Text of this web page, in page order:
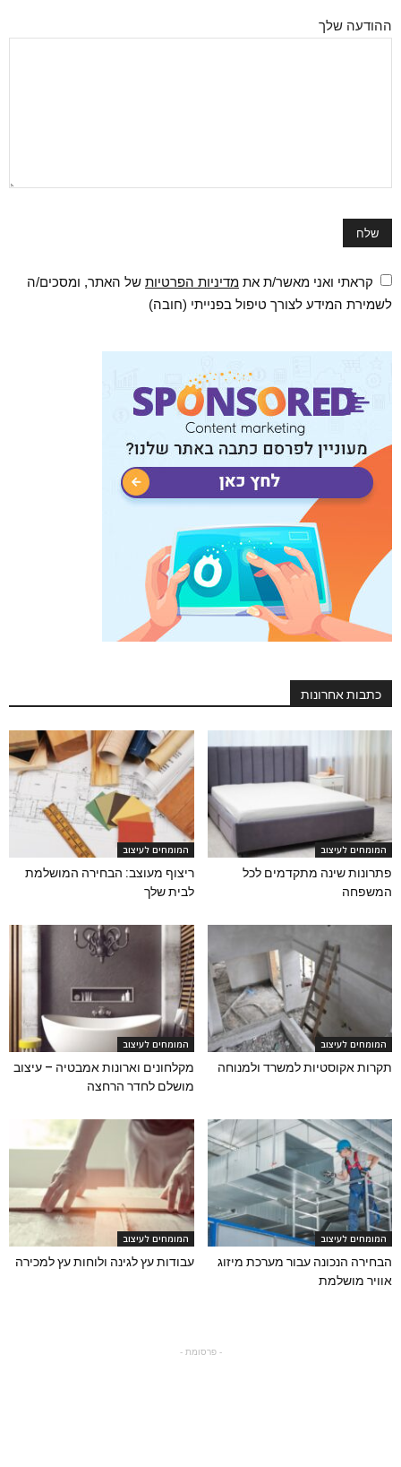
ההודעה שלך
קראתי ואני מאשר/ת את מדיניות הפרטיות של האתר, ומסכים/ה
לשמירת המידע לצורך טיפול בפנייתי (חובה)
כתבות אחרונות
המומחים לעיצוב
פתרונות שינה מתקדמים לכל
המשפחה
המומחים לעיצוב
ריצוף מעוצב: הבחירה המושלמת
לבית שלך
המומחים לעיצוב
תקרות אקוסטיות למשרד ולמנוחה
המומחים לעיצוב
מקלחונים וארונות אמבטיה – עיצוב
מושלם לחדר הרחצה
המומחים לעיצוב
הבחירה הנכונה עבור מערכת מיזוג
אוויר מושלמת
המומחים לעיצוב
עבודות עץ לגינה ולוחות עץ למכירה
- פרסומת -